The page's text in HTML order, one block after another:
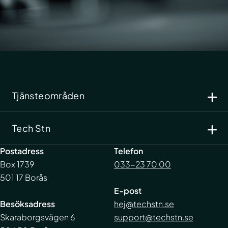
Tjänsteområden
IT-drift
Systemutveckling
Support
Kundcase
Nyheter
Kontakt
Tech Stn
Kundportal
Integritetspolicy
Visselblåsning
Postadress
Box 1739
501 17 Borås
Besöksadress
Skaraborgsvägen 6
Telefon
033-23 70 00
E-post
hej@techstn.se
support@techstn.se